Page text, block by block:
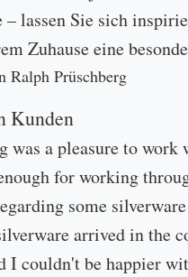
lassen Sie sich
Zuhause eine
Ralph Prüschberg
Kunden
was a pleasure to work
for working
some
arrived in the
I couldn't be happier